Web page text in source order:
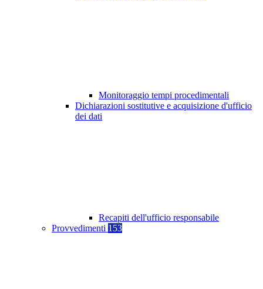
Monitoraggio tempi procedimentali
Dichiarazioni sostitutive e acquisizione d'ufficio
dei dati
Recapiti dell'ufficio responsabile
Provvedimenti 153